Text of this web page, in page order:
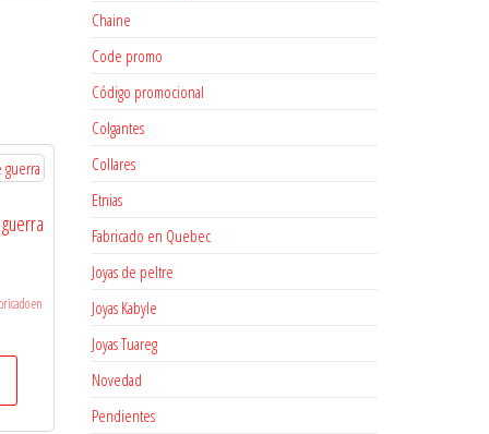
en
Chaine
Code promo
Código promocional
Colgantes
Collares
Etnias
Fabricado en Quebec
Joyas de peltre
Joyas Kabyle
Joyas Tuareg
Novedad
Pendientes